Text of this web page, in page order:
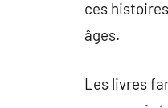
ces
âges.
Les livres